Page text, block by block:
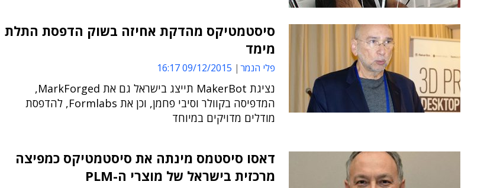
סיסטמטיקס מהדקת אחיזה בשוק הדפסת התלת
מימד
פלי הנמר 09/12/2015 16:17
נציגת MakerBot תייצג בישראל גם את MarkForged,
המדפיסה בקוולר וסיבי פחמן, וכן את Formlabs, להדפסת
מודלים מדויקים במיוחד
דאסו סיסטמס מינתה את סיסטמטיקס כמפיצה
מרכזית בישראל של מוצרי ה-PLM